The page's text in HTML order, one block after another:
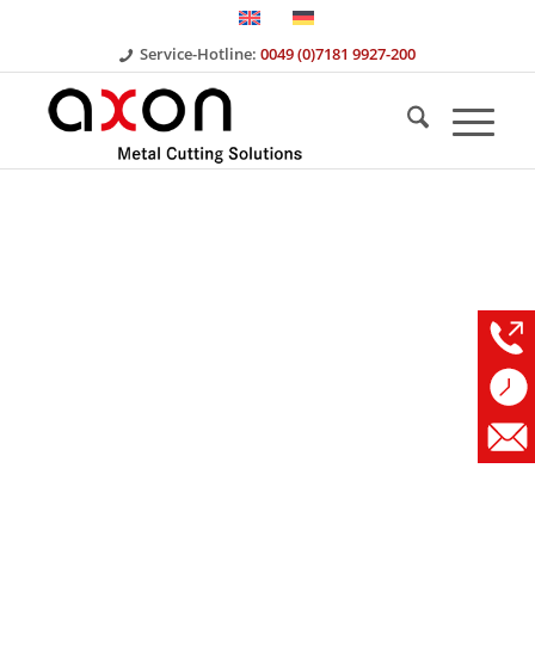
Service-Hotline:0049 (0)7181 9927-200